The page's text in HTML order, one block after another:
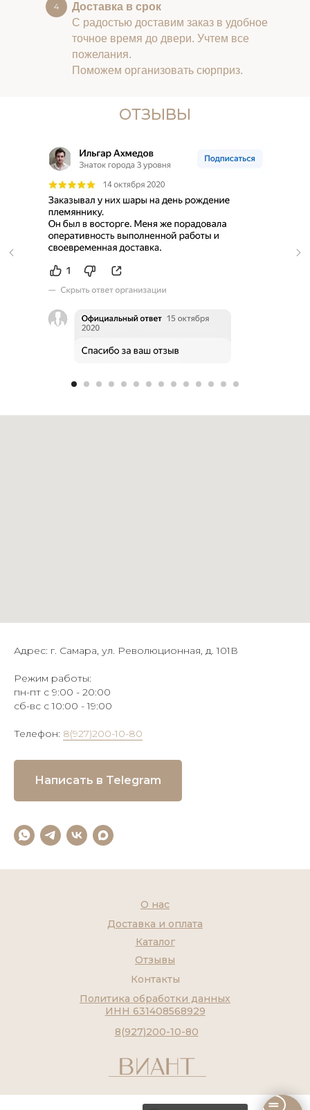
Доставка в срок
С радостью доставим заказ в удобное
точное время до двери. Учтем все
пожелания.
Поможем организовать сюрприз.
ОТЗЫВЫ
Адрес: г. Самара, ул. Революционная, д. 101В
Режим работы:
пн-пт с 9:00 - 20:00
сб-вс с 10:00 - 19:00
Телефон: 8(927)200-10-80
Написать в Telegram
Контакты
8(927)200-10-80
Каталог
О нас
Доставка и оплата
Отзывы
Политика обработки данных
ИНН 631408568929